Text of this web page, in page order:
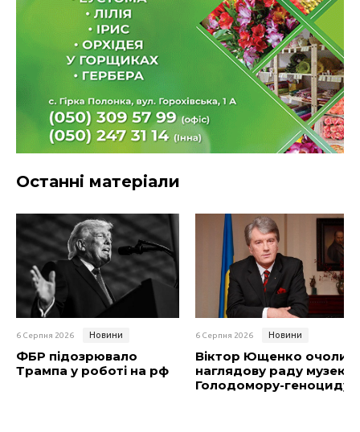
Останні матеріали
6 Серпня 2026 Новини
ФБР підозрювало
Трампа у роботі на рф
6 Серпня 2026 Новини
Віктор Ющенко очолив
наглядову раду музею
Голодомору-геноциду